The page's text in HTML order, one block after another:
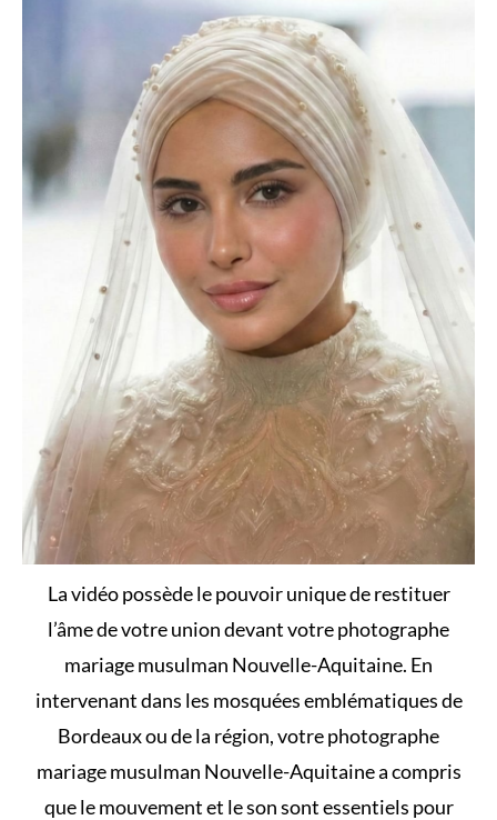
La vidéo possède le pouvoir unique de restituer
l’âme de votre union devant votre photographe
mariage musulman Nouvelle-Aquitaine. En
intervenant dans les mosquées emblématiques de
Bordeaux ou de la région, votre photographe
mariage musulman Nouvelle-Aquitaine a compris
que le mouvement et le son sont essentiels pour